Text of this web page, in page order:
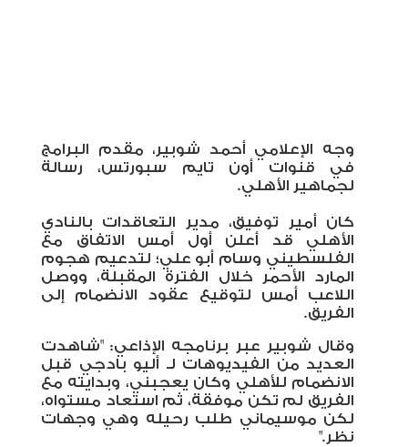
وجه الإعلامي أحمد شوبير، مقدم البرامج
في قنوات أون تايم سبورتس، رسالة
لجماهير الأهلي.
كان أمير توفيق، مدير التعاقدات بالنادي
الأهلي قد أعلن أول أمس الاتفاق مع
الفلسطيني وسام أبو علي؛ لتدعيم هجوم
المارد الأحمر خلال الفترة المقبلة، ووصل
اللاعب أمس لتوقيع عقود الانضمام إلى
الفريق.
وقال شوبير عبر برنامجه الإذاعي: "شاهدت
العديد من الفيديوهات لـ أليو بادجي قبل
الانضمام للأهلي وكان يعجبني، وبدايته مع
الفريق لم تكن موفقة، ثم استعاد مستواه،
لكن موسيماني طلب رحيله وهي وجهات
نظر."